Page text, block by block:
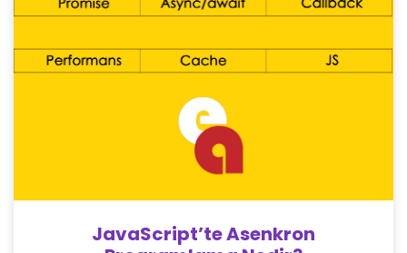
JavaScript’te Asenkron